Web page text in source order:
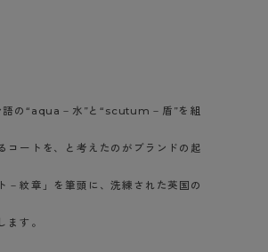
カテゴリ一覧へ
の“aqua－水”と“scutum－盾”を組
コートを、と考えたのがブランドの起
－紋章」を筆頭に、洗練された英国の
ます。